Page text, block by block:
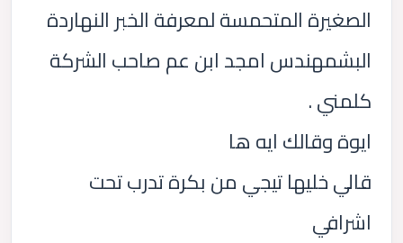
الصغيرة المتحمسة لمعرفة الخبر النهاردة
البشمهندس امجد ابن عم صاحب الشركة
كلمني .
ايوة وقالك ايه ها
قالي خليها تيجي من بكرة تدرب تحت
اشرافي